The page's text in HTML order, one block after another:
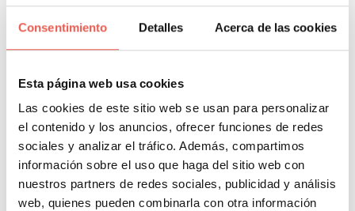
Consentimiento Detalles Acerca de las cookies
Esta página web usa cookies
Las cookies de este sitio web se usan para personalizar
el contenido y los anuncios, ofrecer funciones de redes
sociales y analizar el tráfico. Además, compartimos
información sobre el uso que haga del sitio web con
nuestros partners de redes sociales, publicidad y análisis
web, quienes pueden combinarla con otra información
las mismas, debe contar con una participación cada
vez más activa de Recursos Humanos. Inclusive,
repercusiones en la marca en general
clientes empezarán a pensárselo dos veces antes de
contribuir con un mal empleador.
La comunicación interna y la
conexión de empleados